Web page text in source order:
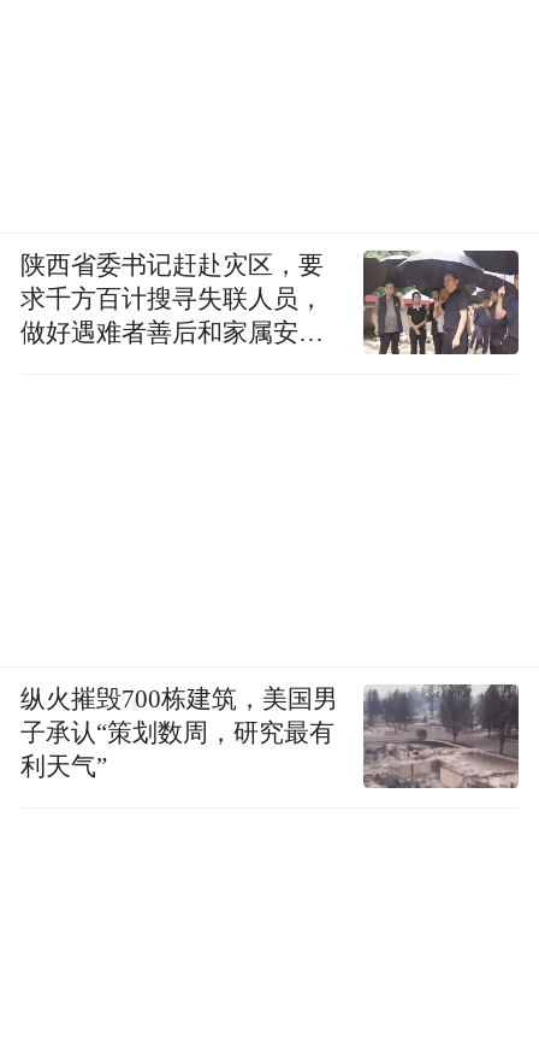
陕西省委书记赶赴灾区，要
求千方百计搜寻失联人员，
做好遇难者善后和家属安抚
纵火摧毁700栋建筑，美国男
子承认“策划数周，研究最有
利天气”